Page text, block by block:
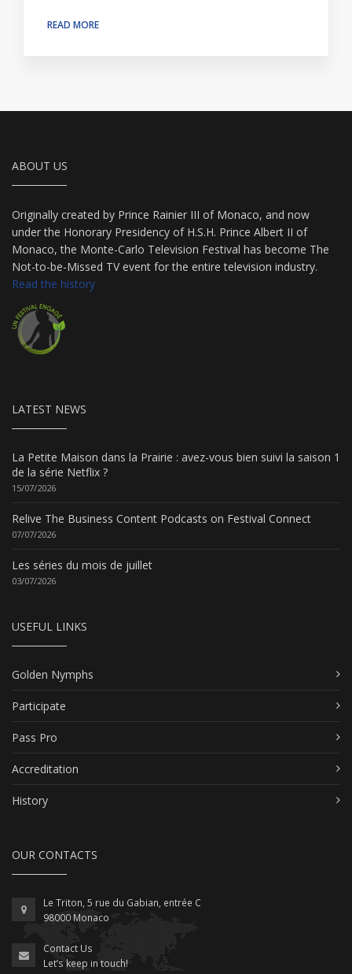
READ MORE
ABOUT US
Originally created by Prince Rainier III of Monaco, and now
under the Honorary Presidency of H.S.H. Prince Albert II of
Monaco, the Monte-Carlo Television Festival has become The
Not-to-be-Missed TV event for the entire television industry.
Read the history
LATEST NEWS
La Petite Maison dans la Prairie : avez-vous bien suivi la saison 1
de la série Netflix ?
15/07/2026
Relive The Business Content Podcasts on Festival Connect
07/07/2026
Les séries du mois de juillet
03/07/2026
USEFUL LINKS
Golden Nymphs
Participate
Pass Pro
Accreditation
History
OUR CONTACTS
Le Triton, 5 rue du Gabian, entrée C
98000 Monaco
Contact Us
Let’s keep in touch!